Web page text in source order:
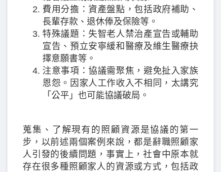
費用分擔：資產盤點，包括政府補助、
長輩存款、退休俸及保險等。
特殊議題：失智老人禁治產宣告或輔助
宣告、預立安寧緩和醫療及維生醫療抉
擇意願書等。
注意事項：協議需聚焦，避免扯入家族
恩怨。因家人工作收入不相同，太講究
「公平」也可能協議破局。
蒐集、了解現有的照顧資源是協議的第一
步，以前述兩個案例來說，都是辭職照顧家
人引發的後續問題，事實上，社會中原本就
存在很多種照顧家人的資源或方式，包括政